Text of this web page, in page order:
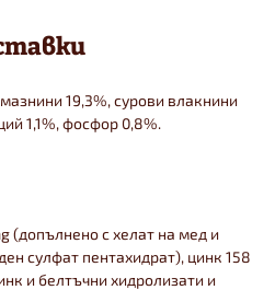
19,3%, сурови влакнини
1,1%, фосфор 0,8%.
(допълнено с хелат на мед и
сулфат пентахидрат), цинк 158
и белтъчни хидролизати и